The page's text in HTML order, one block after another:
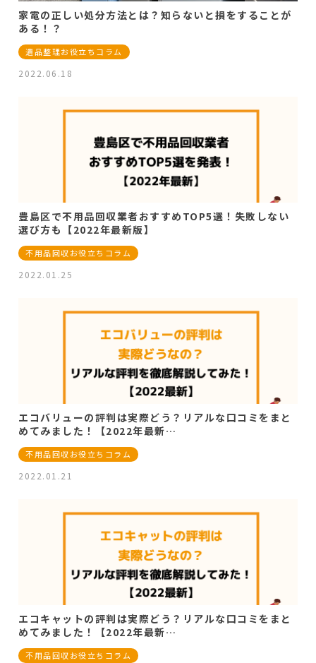
家電の正しい処分方法とは？知らないと損をすることが
ある！？
遺品整理お役立ちコラム
2022.06.18
豊島区で不用品回収業者おすすめTOP5選！失敗しない
選び方も【2022年最新版】
不用品回収お役立ちコラム
2022.01.25
エコバリューの評判は実際どう？リアルな口コミをまと
めてみました！【2022年最新…
不用品回収お役立ちコラム
2022.01.21
エコキャットの評判は実際どう？リアルな口コミをまと
めてみました！【2022年最新…
不用品回収お役立ちコラム